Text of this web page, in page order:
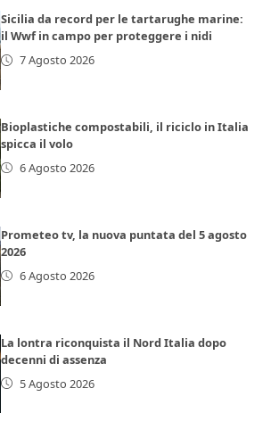
Sicilia da record per le tartarughe marine:
il Wwf in campo per proteggere i nidi
7 Agosto 2026
Bioplastiche compostabili, il riciclo in Italia
spicca il volo
6 Agosto 2026
Prometeo tv, la nuova puntata del 5 agosto
2026
6 Agosto 2026
La lontra riconquista il Nord Italia dopo
decenni di assenza
5 Agosto 2026